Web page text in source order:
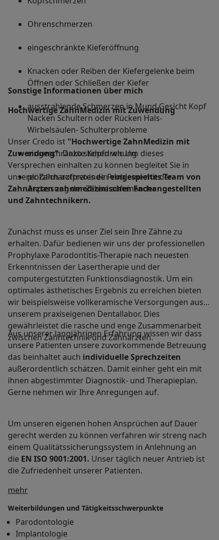
Ohrenschmerzen
eingeschränkte Kieferöffnung
Knacken oder Reiben der Kiefergelenke beim
Öffnen oder Schließen der Kiefer
ausstrahlende Schmerzen in Mund Gesicht Kopf
Nacken Schultern oder Rücken Hals-
Wirbelsäulen- Schulterprobleme
eingeschränkte Kopfdrehung
plötzlich auftretende Probleme mit der
Anpassung der Zähne aufeinander
Sonstige Informationen über mich
Hochwertige ZahnMedizin mit Zuwendung
Unser Credo ist "Hochwertige ZahnMedizin mit
Zuwendung". Dazu stehen wir. Um dieses
Versprechen einhalten zu können begleitet Sie in
unserer Zahnarztpraxis eineingespieltes Team von
Zahnärzten zahnmedizinischen Fachangestellten
und Zahntechnikern.
Zunächst muss es unser Ziel sein Ihre Zähne zu
erhalten. Dafür bedienen wir uns der professionellen
Prophylaxe Parodontitis-Therapie nach neuesten
Erkenntnissen der Lasertherapie und der
computergestützten Funktionsdiagnostik. Um ein
optimales ästhetisches Ergebnis zu erreichen bieten
wir beispielsweise vollkeramische Versorgungen aus
unserem praxiseigenen Dentallabor. Dies
gewährleistet die rasche und enge Zusammenarbeit
zwischen Zahntechnik und Zahnärzten.
Aus unserer langjährigen Erfahrung wissen wir dass
unsere Patienten unsere zuvorkommende Betreuung
das beinhaltet auch individuelle Sprechzeiten
außerordentlich schätzen. Damit einher geht ein mit
ihnen abgestimmter Diagnostik- und Therapieplan.
Gerne nehmen wir Ihre Anregungen auf.
Um unseren eigenen hohen Ansprüchen auf Dauer
gerecht werden zu können verfahren wir streng nach
einem Qualitätssicherungssystem in Anlehnung an
die EN ISO 9001:2001. Unser täglich neuer Antrieb ist
die Zufriedenheit unserer Patienten.
mehrÜber mich
Weiterbildungen und Tätigkeitsschwerpunkte
Parodontologie
Implantologie